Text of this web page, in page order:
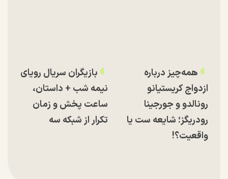
همه‌چیز درباره
ازدواج کریستیانو
رونالدو و جورجینا
رودریگز؛ شایعه ست یا
واقعیت؟!
بازیگران سریال رویای
نیمه شب + داستان،
ساعت پخش و زمان
تکرار از شبکه سه